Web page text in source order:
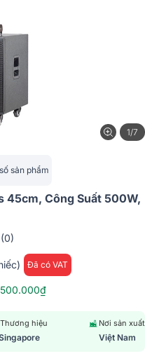
1/7
sản phẩm
45cm, Công Suất 500W,
(0)
Đã có VAT
Thương hiệu Nơi sản xuất
Việt Nam